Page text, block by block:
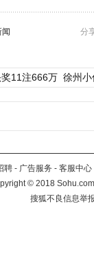
分
闻
11注666万 徐州
聘 - 广告服务 - 客服中心
©2018
搜狐不良信息举